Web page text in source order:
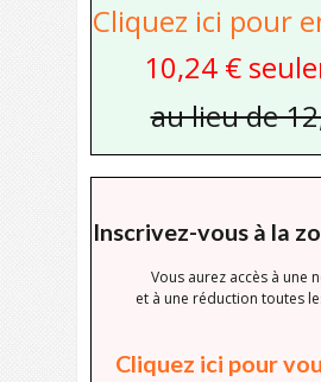
Cliquez ici pour
10,24 €
au lieu de
Inscrivez-vous à la
Vous aurez accès à une
et à une réduction toutes
Cliquez ici pour